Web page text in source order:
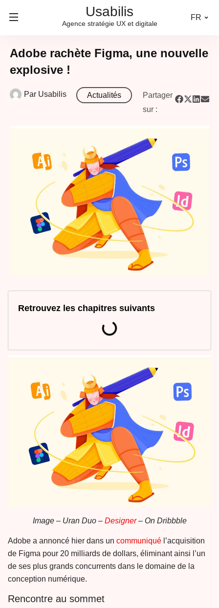
Usabilis
Agence stratégie UX et digitale
FR
Adobe rachète Figma, une nouvelle
explosive !
Par Usabilis Actualités
Partager
sur :
Retrouvez les chapitres suivants
Image – Uran Duo – Designer– On Dribbble
Adobe a annoncé hier dans un communiqué l’acquisition
de Figma pour 20 milliards de dollars, éliminant ainsi l’un
de ses plus grands concurrents dans le domaine de la
conception numérique.
Rencontre au sommet